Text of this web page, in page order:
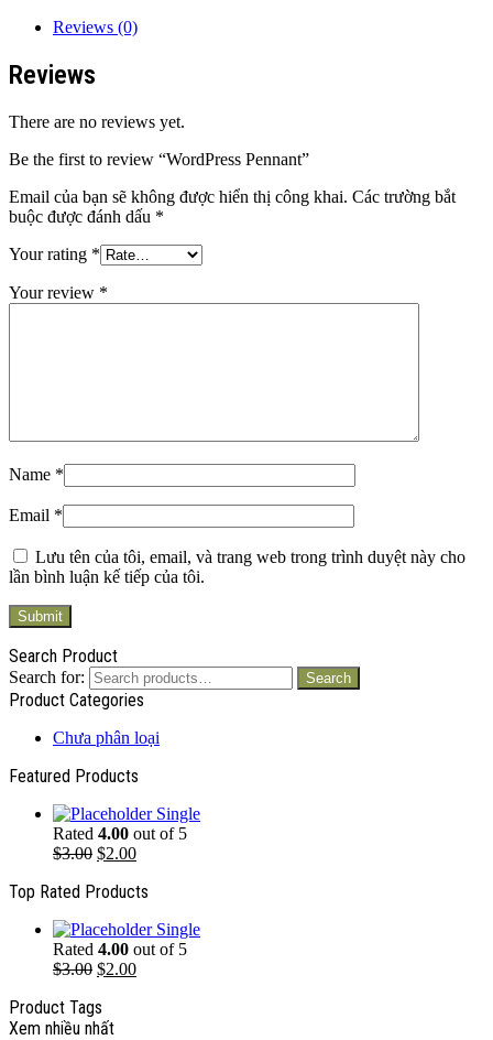
Reviews (0)
Reviews
There are no reviews yet.
Be the first to review “WordPress Pennant”
Email của bạn sẽ không được hiển thị công khai. Các trường bắt
buộc được đánh dấu *
Your rating *
Your review *
Name *
Email *
Lưu tên của tôi, email, và trang web trong trình duyệt này cho
lần bình luận kế tiếp của tôi.
Search Product
Search for: Search
Product Categories
Chưa phân loại
Featured Products
Single
Rated 4.00 out of 5
$3.00 $2.00
Top Rated Products
Single
Rated 4.00 out of 5
$3.00 $2.00
Product Tags
Xem nhiều nhất